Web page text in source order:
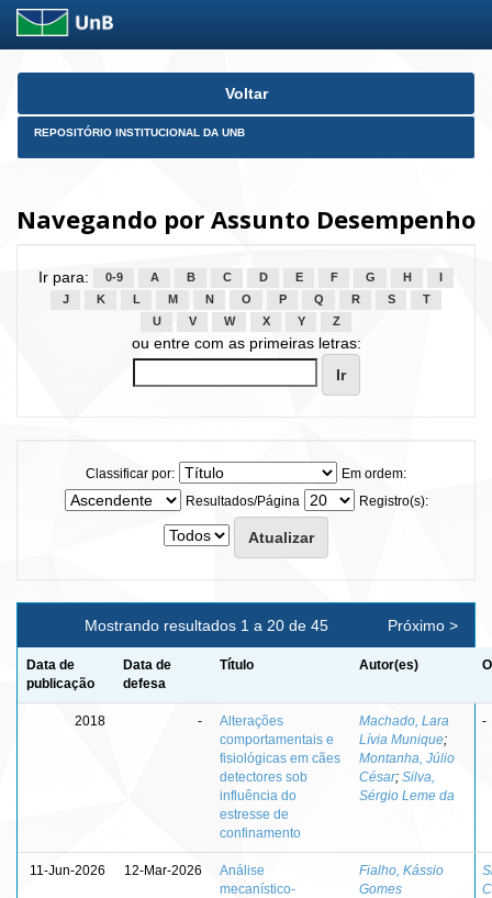
Skip
Voltar
REPOSITÓRIO INSTITUCIONAL DA UNB
Navegando por Assunto Desempenho
Ir para: 0-9 A B C D E F G H
J
K L M N O P Q R S
T
U
V W X Y Z
ou entre com as primeiras letras:
Classificar por:
Em ordem:
Resultados/Página
Registro(s):
Mostrando resultados 1 a 20 de 45 Próximo >
Data de
publicação
Data de
defesa
Título Autor(es)
2018 -
Alterações
comportamentais e
fisiológicas em cães
detectores sob
influência do
estresse de
confinamento
Machado, Lara
Lívia Munique;
Montanha, Júlio
César; Silva,
Sérgio Leme da
-
11-Jun-2026 12-Mar-2026
Análise
mecanístico-
Fialho, Kássio
Gomes